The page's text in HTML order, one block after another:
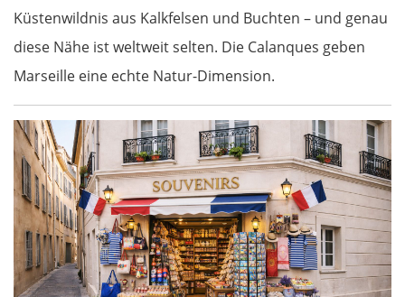
Küstenwildnis aus Kalkfelsen und Buchten – und genau
diese Nähe ist weltweit selten. Die Calanques geben
Marseille eine echte Natur-Dimension.